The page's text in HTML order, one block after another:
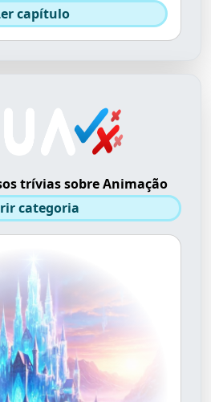
capítulo
trívias sobre Animação
categoria